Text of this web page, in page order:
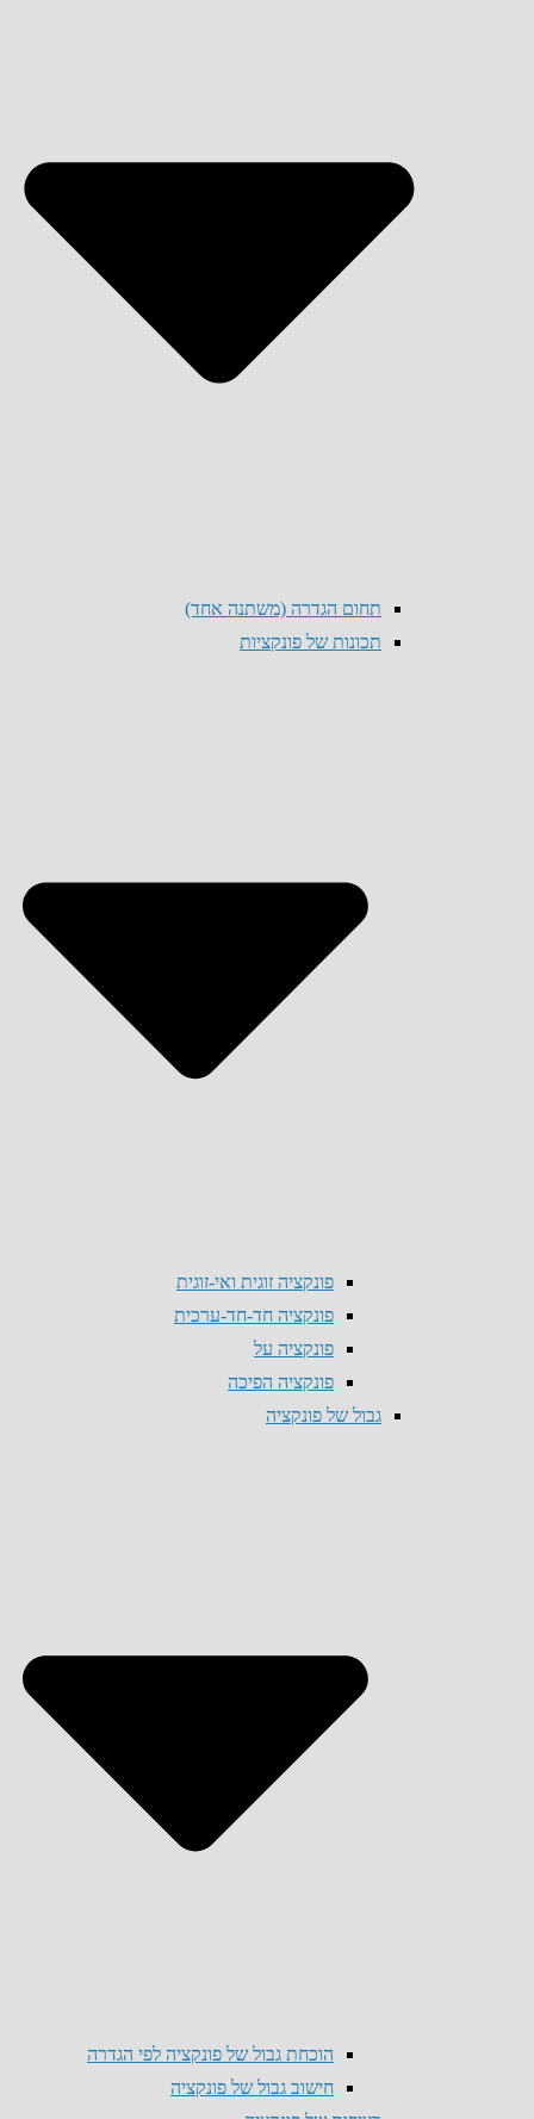
תחום הגדרה (משתנה אחד)
תכונות של פונקציות
פונקציה זוגית ואי-זוגית
פונקציה חד-חד-ערכית
פונקציה על
פונקציה הפיכה
גבול של פונקציה
הוכחת גבול של פונקציה לפי הגדרה
חישוב גבול של פונקציה